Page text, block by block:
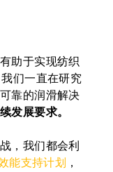
助于实现纺织
们一直在研究
靠的润滑解决
发展要求。
，我们都会利
能支持计划 ，